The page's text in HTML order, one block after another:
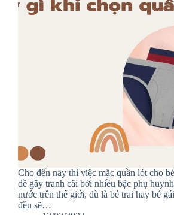
Cho đến nay thì việc mặc quần lót cho
đề gây tranh cãi bởi nhiều bậc phụ
nước trên thế giới, dù là bé trai hay bé
đều sẽ…